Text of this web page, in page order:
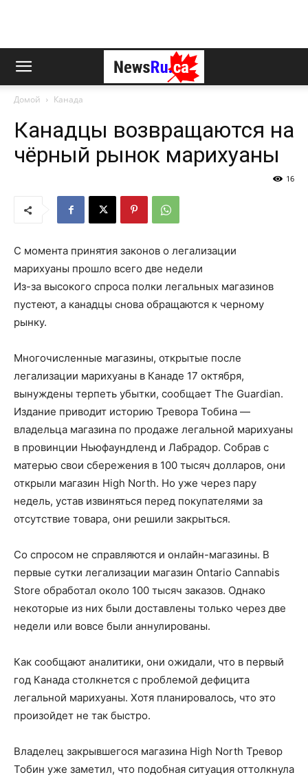
Домой Канада
Канадцы возвращаются на
чёрный рынок марихуаны
16
С момента принятия законов о легализации
марихуаны прошло всего две недели
Из-за высокого спроса полки легальных магазинов
пустеют, а канадцы снова обращаются к черному
рынку.
Многочисленные магазины, открытые после
легализации марихуаны в Канаде 17 октября,
вынуждены терпеть убытки, сообщает The Guardian.
Издание приводит историю Тревора Тобина —
владельца магазина по продаже легальной марихуаны
в провинции Ньюфаундленд и Лабрадор. Собрав с
матерью свои сбережения в 100 тысяч долларов, они
открыли магазин High North. Но уже через пару
недель, устав извиняться перед покупателями за
отсутствие товара, они решили закрыться.
Со спросом не справляются и онлайн-магазины. В
первые сутки легализации магазин Ontario Cannabis
Store обработал около 100 тысяч заказов. Однако
некоторые из них были доставлены только через две
недели или вовсе были аннулированы.
Как сообщают аналитики, они ожидали, что в первый
год Канада столкнется с проблемой дефицита
легальной марихуаны. Хотя планировалось, что это
произойдет не так быстро.
Владелец закрывшегося магазина High North Тревор
Тобин уже заметил, что подобная ситуация оттолкнула